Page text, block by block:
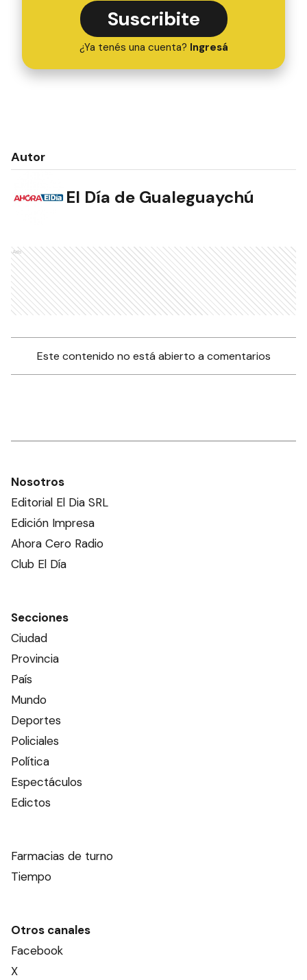
Suscribite
¿Ya tenés una cuenta? Ingresá
Autor
El Día de Gualeguaychú
Ads
Este contenido no está abierto a comentarios
Nosotros
Editorial El Dia SRL
Edición Impresa
Ahora Cero Radio
Club El Día
Secciones
Ciudad
Provincia
País
Mundo
Deportes
Policiales
Política
Espectáculos
Edictos
Farmacias de turno
Tiempo
Otros canales
Facebook
X